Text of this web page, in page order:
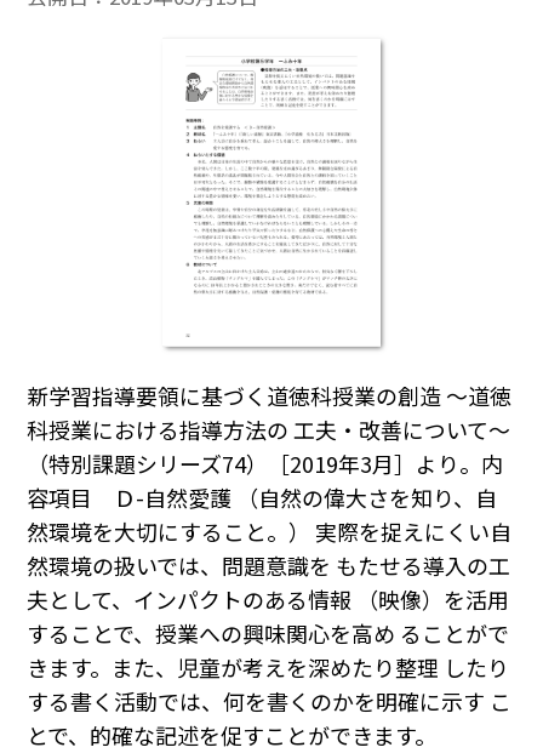
新学習指導要領に基づく道徳科授業の創造 〜道徳
科授業における指導方法の 工夫・改善について〜
（特別課題シリーズ74）［2019年3月］より。内
容項目 Ｄ-自然愛護 （自然の偉大さを知り、自
然環境を大切にすること。） 実際を捉えにくい自
然環境の扱いでは、問題意識を もたせる導入の工
夫として、インパクトのある情報 （映像）を活用
することで、授業への興味関心を高め ることがで
きます。また、児童が考えを深めたり整理 したり
する書く活動では、何を書くのかを明確に示す こ
とで、的確な記述を促すことができます。